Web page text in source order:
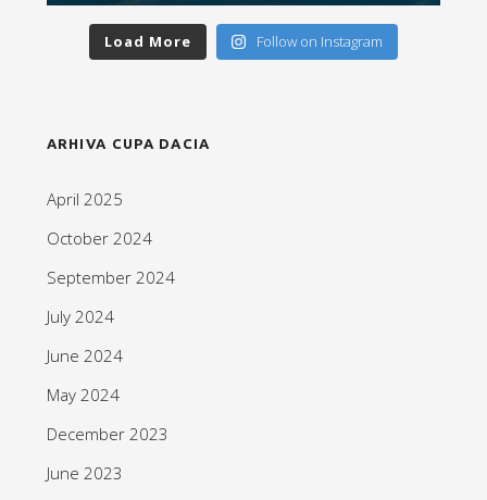
Load More Follow on Instagram
ARHIVA CUPA DACIA
April 2025
October 2024
September 2024
July 2024
June 2024
May 2024
December 2023
June 2023